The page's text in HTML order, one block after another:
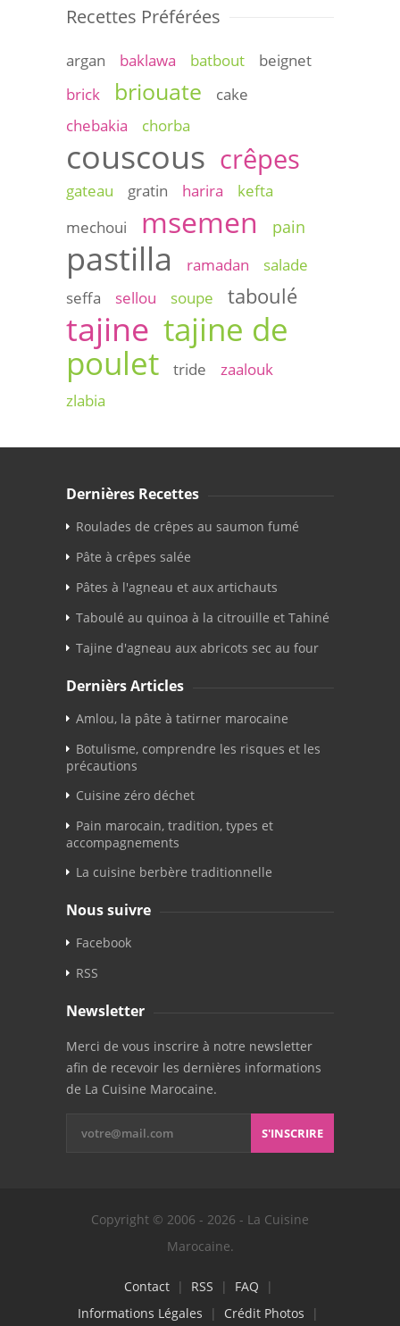
Recettes Préférées
argan baklawa batbout
beignet
brick
briouate
cake
chebakia
chorba
couscous crêpes
gateau gratin harira
kefta
mechoui
msemen pain
pastilla ramadan
salade
seffa
sellou soupe taboulé
tajine tajine de
poulet
tride
zaalouk
zlabia
Dernières Recettes
Roulades de crêpes au saumon fumé
Pâte à crêpes salée
Pâtes à l'agneau et aux artichauts
Taboulé au quinoa à la citrouille et Tahiné
Tajine d'agneau aux abricots sec au four
Dernièrs Articles
Amlou, la pâte à tatirner marocaine
Botulisme, comprendre les risques et les
précautions
Cuisine zéro déchet
Pain marocain, tradition, types et
accompagnements
La cuisine berbère traditionnelle
Nous suivre
Facebook
RSS
Newsletter
Merci de vous inscrire à notre newsletter
afin de recevoir les dernières informations
de La Cuisine Marocaine.
S'INSCRIRE
Copyright © 2006 - 2026 - La Cuisine
Marocaine.
Contact| RSS | FAQ |
Informations Légales | Crédit Photos |